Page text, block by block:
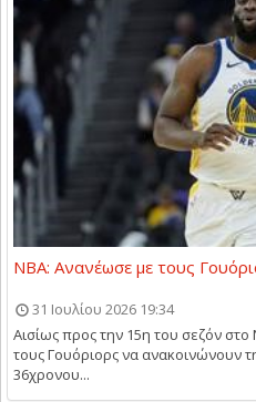
NBA: Ανανέωσε με τους
31 Ιουλίου 2026 19:34
Αισίως προς την 15η του σεζόν στο
τους Γουόριορς να ανακοινώνουν
36χρονου...